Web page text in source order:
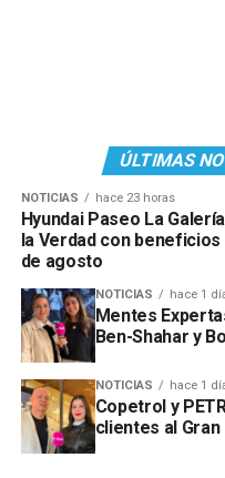
ÚLTIMAS
NOTICIAS hace 23 horas
Hyundai Paseo La
la Verdad con
de agosto
NOTICIAS hace 1
Mentes
Ben-Shahar y
NOTICIAS hace 1
Copetrol y
clientes al